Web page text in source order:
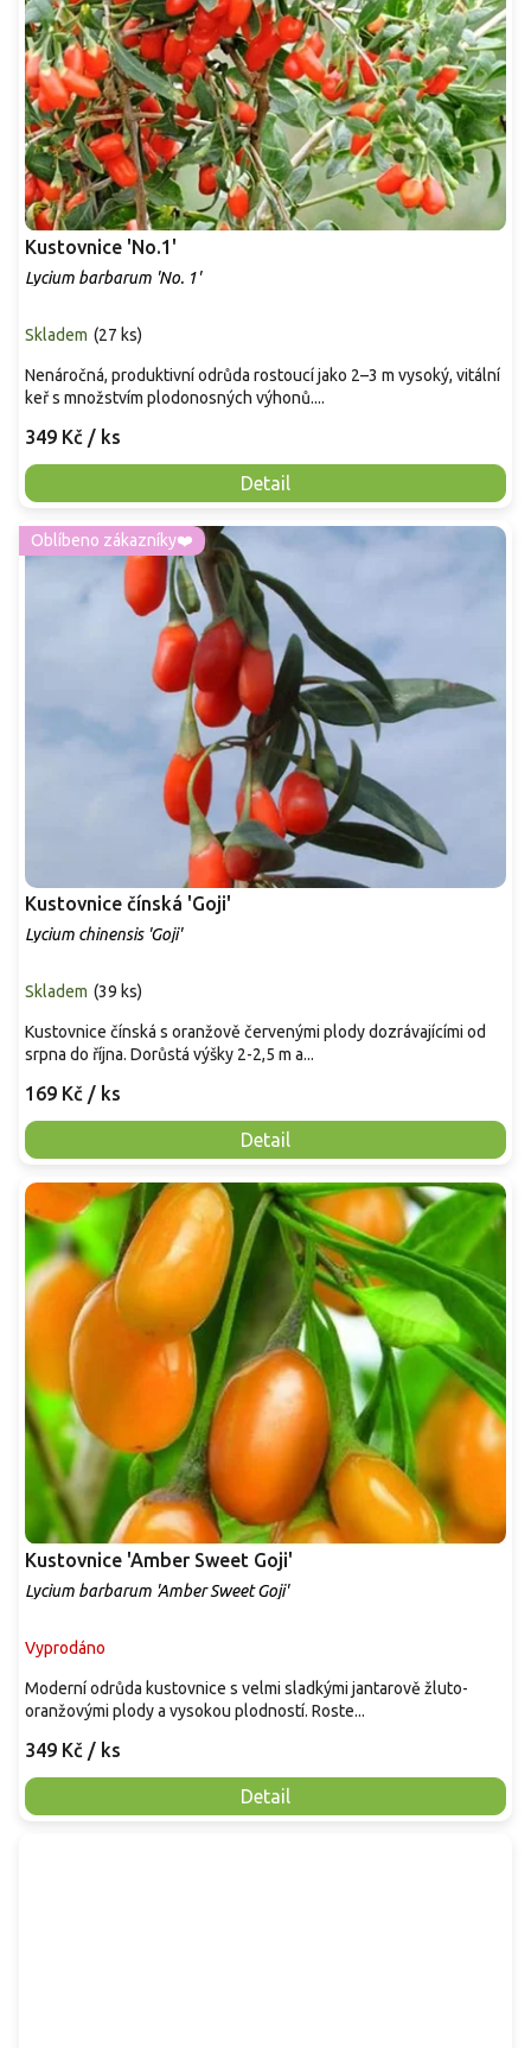
Kustovnice 'No.1'
Lycium barbarum 'No. 1'
Skladem (27 ks)
349 Kč / ks
Detail
Nenáročná, produktivní odrůda rostoucí jako 2–3 m vysoký, vitální
keř s množstvím plodonosných výhonů....
Oblíbeno zákazníky❤️
Kustovnice čínská 'Goji'
Lycium chinensis 'Goji'
Skladem (39 ks)
169 Kč / ks
Detail
Kustovnice čínská s oranžově červenými plody dozrávajícími od
srpna do října. Dorůstá výšky 2-2,5 m a...
Kustovnice 'Amber Sweet Goji'
Lycium barbarum 'Amber Sweet Goji'
Vyprodáno
349 Kč / ks
Detail
Moderní odrůda kustovnice s velmi sladkými jantarově žluto-
oranžovými plody a vysokou plodností. Roste...